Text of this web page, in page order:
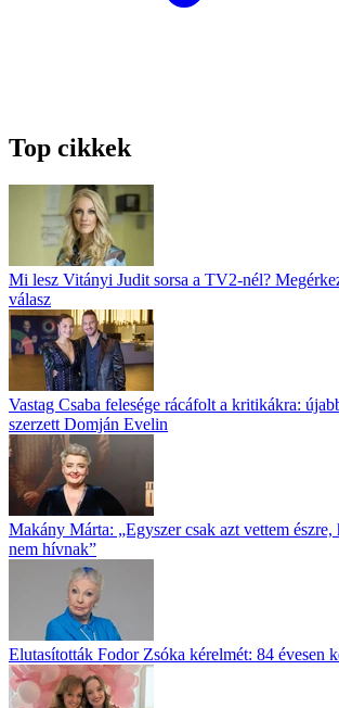
Top cikkek
Mi lesz Vitányi Judit sorsa a TV2-nél?
válasz
Vastag Csaba felesége rácáfolt a kritikákra:
szerzett Domján Evelin
Makány Márta: „Egyszer csak azt vettem észre,
nem hívnak”
Elutasították Fodor Zsóka kérelmét: 84 évesen